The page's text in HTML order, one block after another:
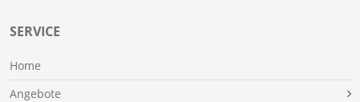
SERVICE
Home
Angebote